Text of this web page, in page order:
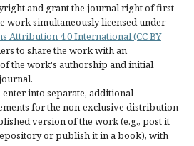
and grant the journal right of first
work simultaneously licensed under
Attribution 4.0 International (CC BY
to share the work with an
the work's authorship and initial
into separate, additional
for the non-exclusive distribution
version of the work (e.g., post it
or publish it in a book), with